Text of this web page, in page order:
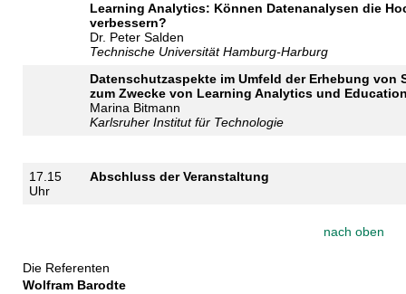
Learning Analytics: Können Datenanalysen die
verbessern?
Dr. Peter Salden
Technische Universität Hamburg-Harburg
Datenschutzaspekte im Umfeld der Erhebung von
zum Zwecke von Learning Analytics und
Marina Bitmann
Karlsruher Institut für Technologie
17.15
Uhr
Abschluss der Veranstaltung
nach oben
Die Referenten
Wolfram Barodte